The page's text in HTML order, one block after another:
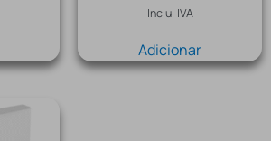
Inclui IVA
Adicionar